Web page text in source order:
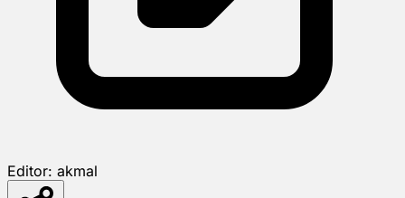
Editor: akmal